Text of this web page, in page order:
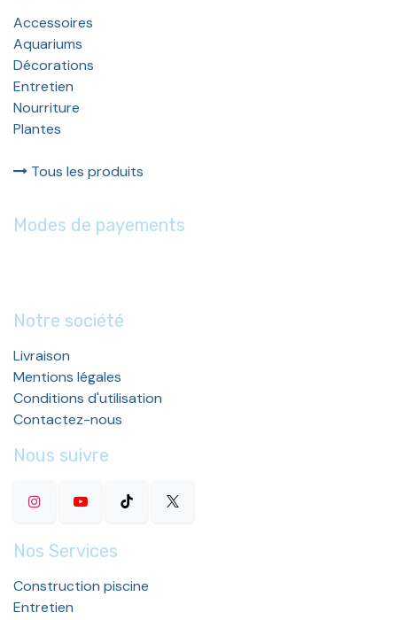
Accessoires
Aquariums
Décorations
Entretien
Nourriture
Plantes
Tous les produits
Modes de payements
Notre société
Livraison
Mentions légales
Conditions d'utilisation
Contactez-nous
Nous suivre
Nos Services
Construction piscine
Entretien